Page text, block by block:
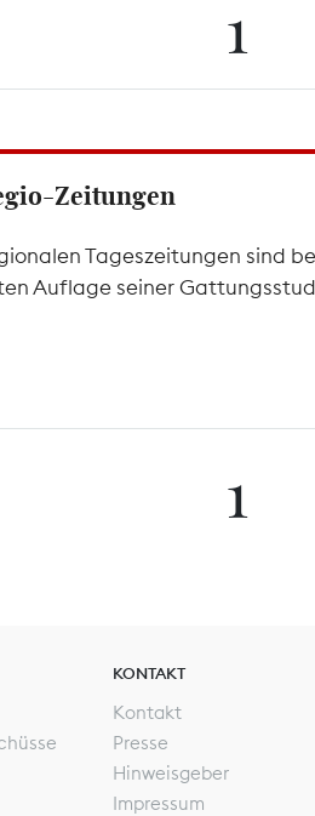
1
Zeitungen
Tageszeitungen sind
Auflage seiner
1
KONTAKT
Kontakt
Presse
Hinweisgeber
Impressum